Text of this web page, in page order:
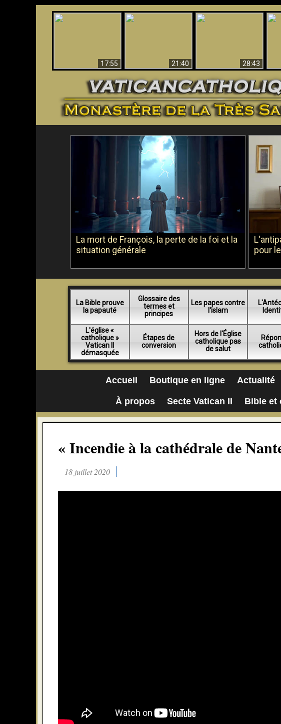
17:55
21:40
28:43
La mort de François, la perte de la foi et la
situation générale
pour
La Bible prouve
la papauté
Glossaire des
termes et
principes
Les papes contre
l'islam
L'église «
catholique »
Vatican II
démasquée
Étapes de
conversion
Hors de l'Église
catholique pas
de salut
Accueil Boutique en ligne Actualité
À propos Secte Vatican II Bible et
« Incendie à la cathédrale de
18 juillet 2020